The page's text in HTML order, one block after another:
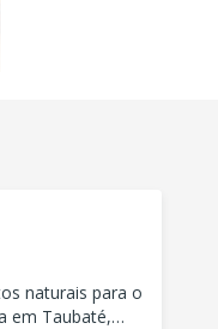
naturais para o
em Taubaté,